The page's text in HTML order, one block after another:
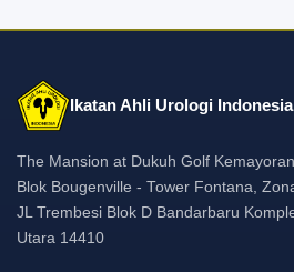
Ikatan Ahli Urologi Indonesia
The Mansion at Dukuh Golf Kemayoran
Blok Bougenville - Tower Fontana,
JL Trembesi Blok D Bandarbaru
Utara 14410